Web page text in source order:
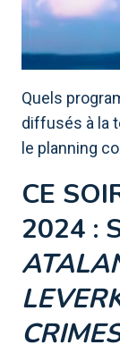
Quels
diffusés à la
le planning
CE
2024 :